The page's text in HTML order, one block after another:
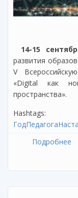
14-15
развития
V
«Digital как
пространства».
Hashtags:
Подробнее